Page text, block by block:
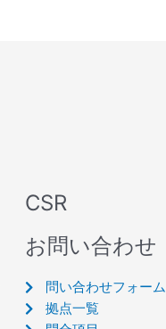
CSR
お問い合わせ
問い合わせフォーム
拠点一覧